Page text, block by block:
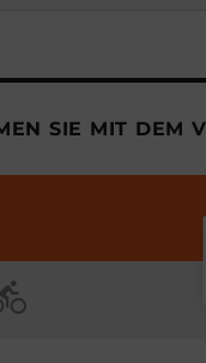
SIE MIT DEM